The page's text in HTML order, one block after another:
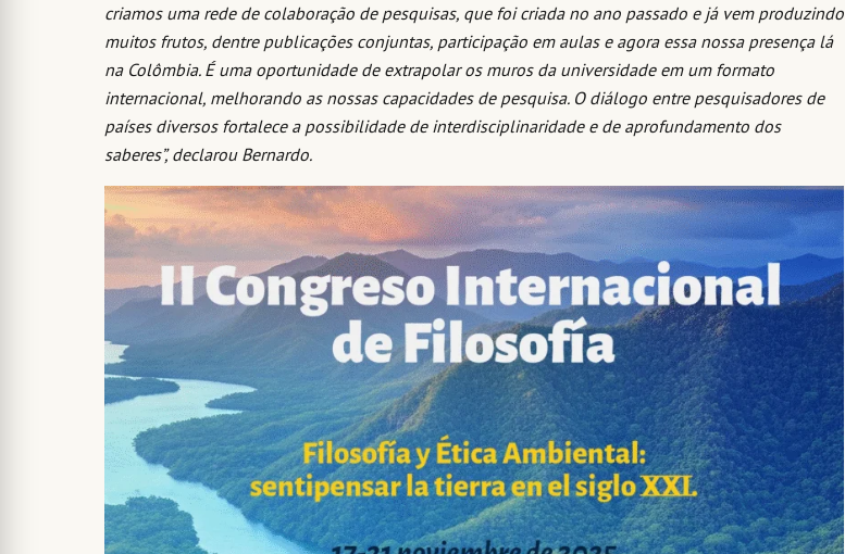
criamos uma rede de colaboração de pesquisas, que foi criada no ano passado e já vem produzindo
muitos frutos, dentre publicações conjuntas, participação em aulas e agora essa nossa presença lá
na Colômbia. É uma oportunidade de extrapolar os muros da universidade em um formato
internacional, melhorando as nossas capacidades de pesquisa. O diálogo entre pesquisadores de
países diversos fortalece a possibilidade de interdisciplinaridade e de aprofundamento dos
saberes”, declarou Bernardo.